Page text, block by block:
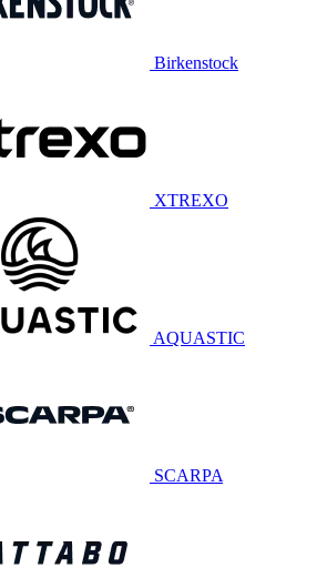
Birkenstock
XTREXO
AQUASTIC
SCARPA